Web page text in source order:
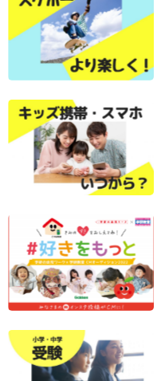
「こそだてまっぷ」とは
サイトのご利⽤にあたって
個⼈情報について